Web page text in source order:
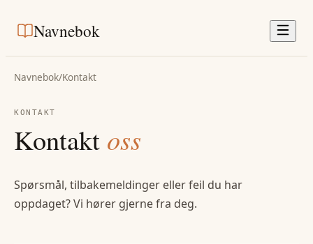
Navnebok
Navnebok/Kontakt
KONTAKT
Kontakt oss
Spørsmål, tilbakemeldinger eller feil du har
oppdaget? Vi hører gjerne fra deg.